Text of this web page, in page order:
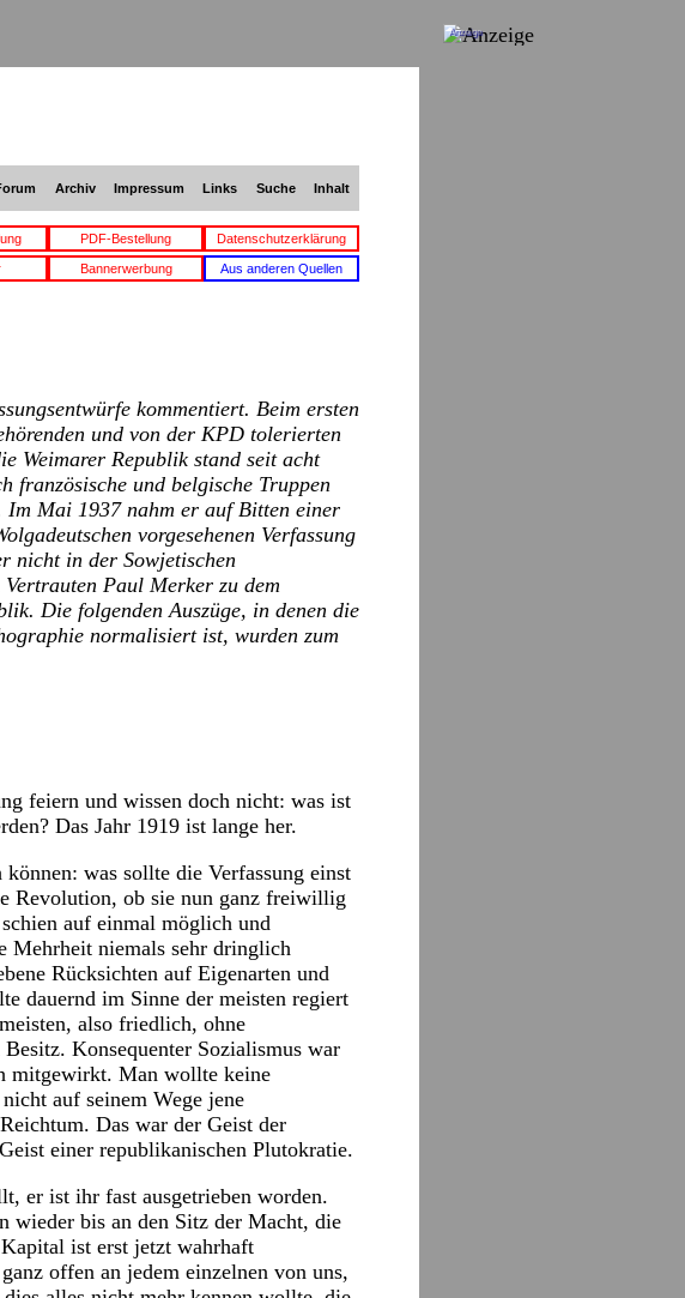
Archiv Impressum Links Suche Inhalt
PDF-Bestellung Datenschutzerklärung
Bannerwerbung Aus anderen Quellen
kommentiert. Beim ersten
und von der KPD tolerierten
Weimarer Republik stand seit acht
französische und belgische Truppen
Im Mai 1937 nahm er auf Bitten einer
vorgesehenen Verfassung
nicht in der Sowjetischen
Paul Merker zu dem
Die folgenden Auszüge, in denen die
normalisiert ist, wurden zum
feiern und wissen doch nicht: was ist
Das Jahr 1919 ist lange her.
was sollte die Verfassung einst
Revolution, ob sie nun ganz freiwillig
auf einmal möglich und
Mehrheit niemals sehr dringlich
Rücksichten auf Eigenarten und
dauernd im Sinne der meisten regiert
also friedlich, ohne
Konsequenter Sozialismus war
mitgewirkt. Man wollte keine
auf seinem Wege jene
Das war der Geist der
einer republikanischen Plutokratie.
er ist ihr fast ausgetrieben worden.
wieder bis an den Sitz der Macht, die
ist erst jetzt wahrhaft
offen an jedem einzelnen von uns,
Anzeige